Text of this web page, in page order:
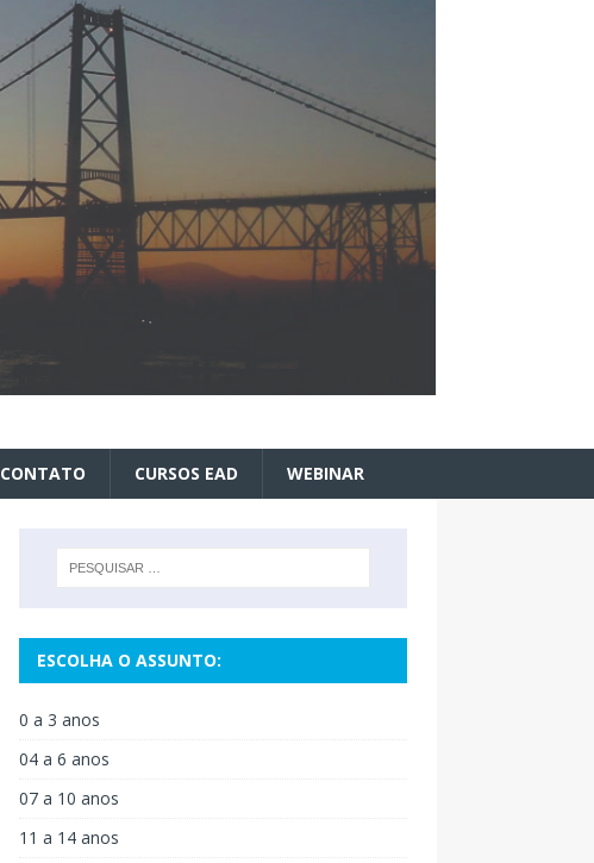
CONTATO CURSOS EAD WEBINAR
ESCOLHA O ASSUNTO:
0 a 3 anos
04 a 6 anos
07 a 10 anos
11 a 14 anos